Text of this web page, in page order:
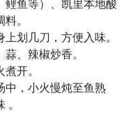
鲤鱼等）、凯里本地酸
。
划几刀，方便入味。
、辣椒炒香。
开。
中，小火慢炖至鱼熟